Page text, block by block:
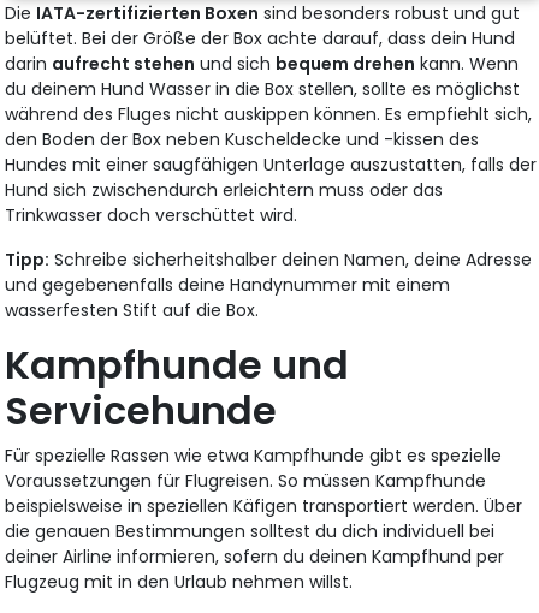
Die IATA-zertifizierten Boxen sind besonders robust und gut
belüftet. Bei der Größe der Box achte darauf, dass dein Hund
darin aufrecht stehen und sich bequem drehen kann. Wenn
du deinem Hund Wasser in die Box stellen, sollte es möglichst
während des Fluges nicht auskippen können. Es empfiehlt sich,
den Boden der Box neben Kuscheldecke und -kissen des
Hundes mit einer saugfähigen Unterlage auszustatten, falls der
Hund sich zwischendurch erleichtern muss oder das
Trinkwasser doch verschüttet wird.
Tipp: Schreibe sicherheitshalber deinen Namen, deine Adresse
und gegebenenfalls deine Handynummer mit einem
wasserfesten Stift auf die Box.
Kampfhunde und
Servicehunde
Für spezielle Rassen wie etwa Kampfhunde gibt es spezielle
Voraussetzungen für Flugreisen. So müssen Kampfhunde
beispielsweise in speziellen Käfigen transportiert werden. Über
die genauen Bestimmungen solltest du dich individuell bei
deiner Airline informieren, sofern du deinen Kampfhund per
Flugzeug mit in den Urlaub nehmen willst.